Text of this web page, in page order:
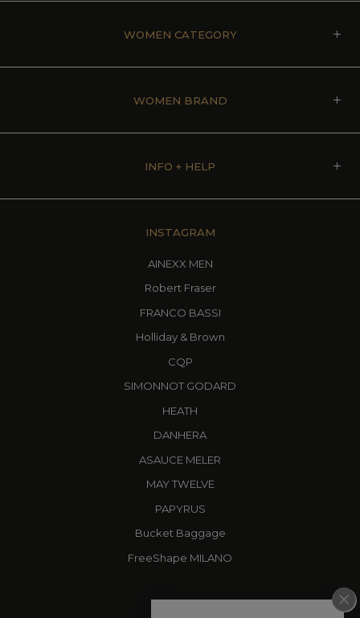
WOMEN CATEGORY
WOMEN BRAND
INFO + HELP
INSTAGRAM
AINEXX MEN
Robert Fraser
FRANCO BASSI
Holliday & Brown
CQP
SIMONNOT GODARD
HEATH
DANHERA
ASAUCE MELER
MAY TWELVE
PAPYRUS
Bucket Baggage
FreeShape MILANO